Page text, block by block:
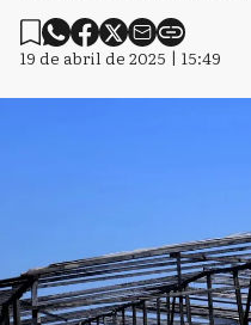
19 de abril de 2025 | 15:49